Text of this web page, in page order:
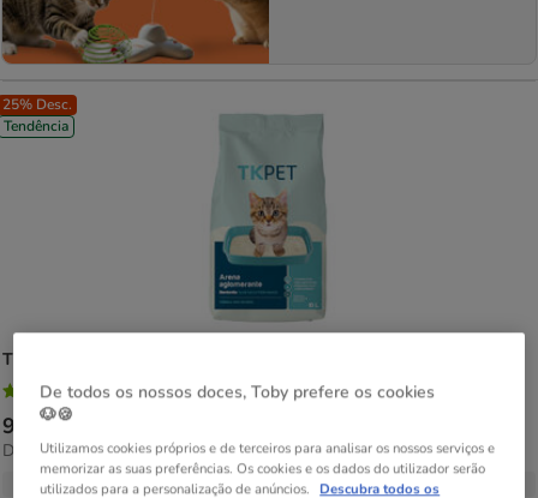
25% Desc.
Tendência
TK-Pet
4.6
estrelas
com
4.6 (290)
Preço
de
9.99€
9.99€-34.18€
0.90€
Desde 0.90€ / l
5 opções de peso
De todos os nossos doces, Toby prefere os cookies
🐶🍪
Utilizamos cookies próprios e de terceiros para analisar os nossos serviços e
memorizar as suas preferências. Os cookies e os dados do utilizador serão
utilizados para a personalização de anúncios. Descubra todos os